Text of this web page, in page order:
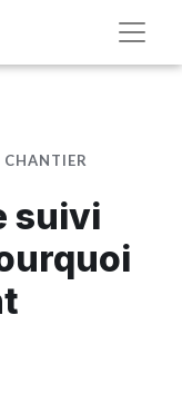
CHANTIER
suivi